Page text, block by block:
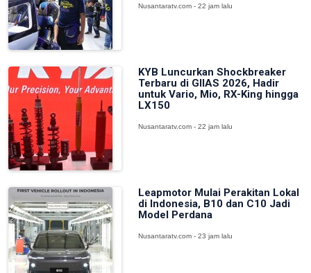
Nusantaratv.com - 22 jam lalu
KYB Luncurkan Shockbreaker
Terbaru di GIIAS 2026, Hadir
untuk Vario, Mio, RX-King hingga
LX150
Nusantaratv.com - 22 jam lalu
Leapmotor Mulai Perakitan Lokal
di Indonesia, B10 dan C10 Jadi
Model Perdana
Nusantaratv.com - 23 jam lalu